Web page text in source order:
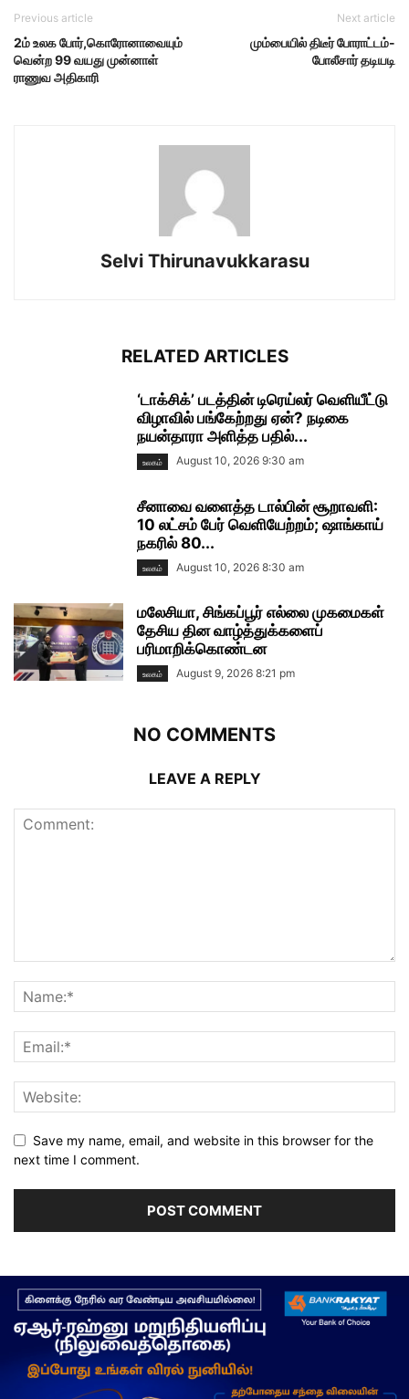
Previous article
2ம் உலக போர்,கொரோனாவையும்
வென்ற 99 வயது முன்னாள்
ராணுவ அதிகாரி
Next article
மும்பையில் திடீர் போராட்டம்-
போலீசார் தடியடி
Selvi Thirunavukkarasu
RELATED ARTICLES
‘டாக்சிக்’ படத்தின் டிரெய்லர் வெளியீட்டு
விழாவில் பங்கேற்றது ஏன்? நடிகை
நயன்தாரா அளித்த பதில்...
உலகம் August 10, 2026 9:30 am
சீனாவை வளைத்த டால்பின் சூறாவளி:
10 லட்சம் பேர் வெளியேற்றம்; ஷாங்காய்
நகரில் 80...
உலகம் August 10, 2026 8:30 am
மலேசியா, சிங்கப்பூர் எல்லை முகமைகள்
தேசிய தின வாழ்த்துக்களைப்
பரிமாறிக்கொண்டன
உலகம் August 9, 2026 8:21 pm
NO COMMENTS
LEAVE A REPLY
Save my name, email, and website in this browser for the
next time I comment.